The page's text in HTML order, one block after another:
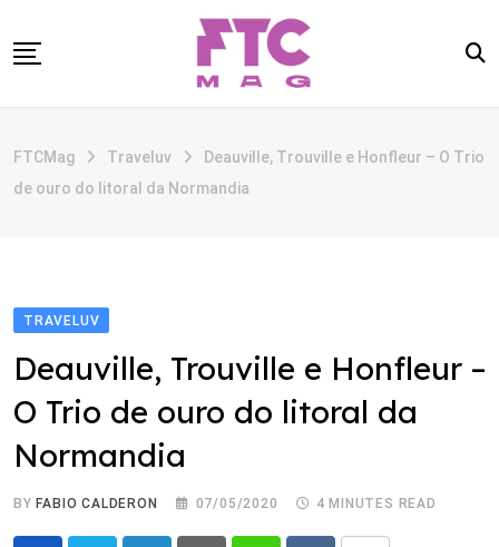
to
CATEGORIAS
FTCMag Traveluv
Deauville, Trouville e Honfleur – O Trio
de ouro do litoral da Normandia
TRAVELUV
Deauville, Trouville e Honfleur –
O Trio de ouro do litoral da
Normandia
BY FABIO CALDERON 07/05/2020 4 MINUTES READ